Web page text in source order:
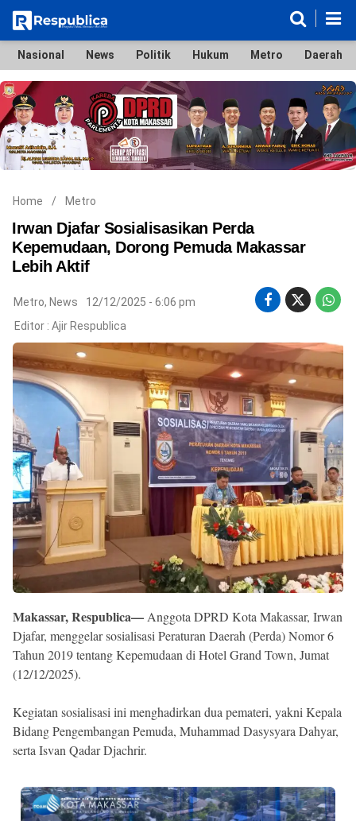
Nasional
News
Politik
Hukum
Metro
Daerah
Ekonomi & Bisnis
Lifestyle
Otomotif
Bola & Sport
Edukasi
Tokoh
Hiburan
2026
.
Right
Reserved
Nasional News Politik Hukum Metro Daerah
Home / Metro
Irwan Djafar Sosialisasikan Perda
Kepemudaan, Dorong Pemuda Makassar
Lebih Aktif
Metro, News
12/12/2025 - 6:06 pm
Editor : Ajir Respublica
Makassar, Respublica— Anggota DPRD Kota Makassar, Irwan
Djafar, menggelar sosialisasi Peraturan Daerah (Perda) Nomor 6
Tahun 2019 tentang Kepemudaan di Hotel Grand Town, Jumat
(12/12/2025).
Kegiatan sosialisasi ini menghadirkan dua pemateri, yakni Kepala
Bidang Pengembangan Pemuda, Muhammad Dasysyara Dahyar,
serta Isvan Qadar Djachrir.